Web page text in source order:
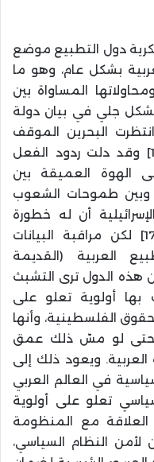
دول التطبيع موضع
بشكل عام، وهو ما
المساواة بين
بشكل جلي في بيان دولة
انتظرت البحرين الموقف
السعودي لتنسج على منواله.[16] وقد دلت ردود الفعل
الهوة العميقة بين
وبين طموحات الشعوب
أن له خطورة
استراتيجية على المدى البعيد،[17] لكن مراقبة البيانات
العربية (القديمة
هذه الدول ترى التشبث
بها أولوية تعلو على
الفلسطينية، وأنها
حتى لو مسّ ذلك عمق
ويعود ذلك إلى
في العالم العربي
تعلو على أولوية
العلاقة مع المنظومة
لأمن النظام السياسي،